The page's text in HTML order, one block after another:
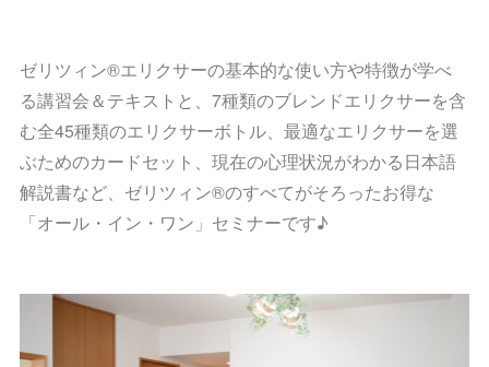
ゼリツィン®エリクサーの基本的な使い方や特徴が学べ
る講習会＆テキストと、7種類のブレンドエリクサーを含
む全45種類のエリクサーボトル、最適なエリクサーを選
ぶためのカードセット、現在の心理状況がわかる日本語
解説書など、ゼリツィン®のすべてがそろったお得な
「オール・イン・ワン」セミナーです♪